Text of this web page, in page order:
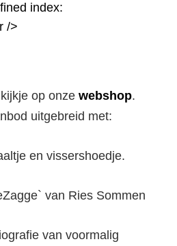
op onze webshop.
uitgebreid met:
en vissershoedje.
van Ries Sommen
van voormalig